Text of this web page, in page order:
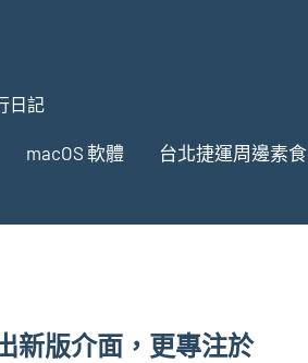
日記
macOS 軟體 台北捷運周邊素食
新版介面，更專注於